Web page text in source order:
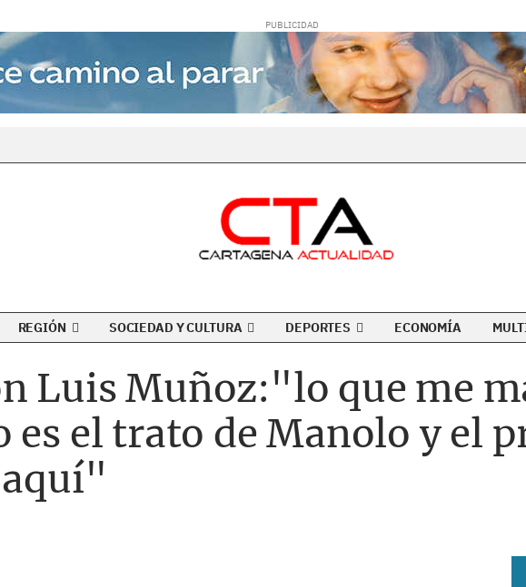
REGIÓN SOCIEDAD Y CULTURA DEPORTES ECONOMÍA
Luis Muñoz:"lo que me
es el trato de Manolo y el